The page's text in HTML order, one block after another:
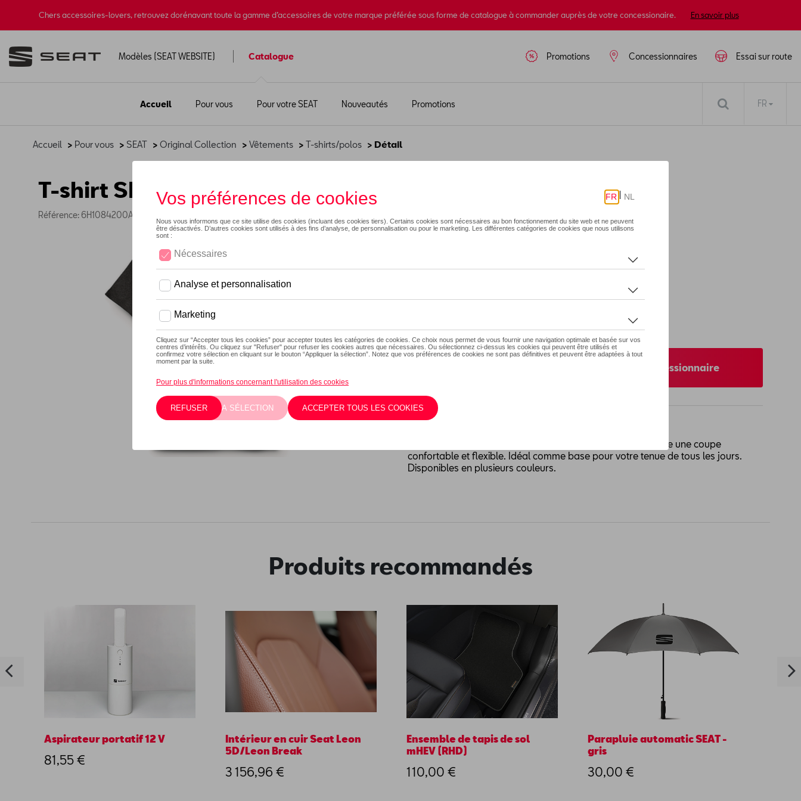
Chers accessoires-lovers, retrouvez dorénavant toute la gamme d’accessoires de votre marque préférée sous forme de catalogue à commander auprès de votre concessionaire. En savoir plus
Modèles (SEAT WEBSITE) Catalogue
Accueil Pour vous Pour votre SEAT Nouveautés Promotions
Essai sur route
Concessionnaires
Promotions
FR
Accueil > Pour vous > SEAT > Original Collection > Vêtements > T-shirts/polos > Détail
T-shirt SEAT - gris
Référence: 6H1084200AEKAF
Taille
Vérifiez la disponibilité auprès de votre concessionnaire
Les t-shirts SEAT sont fabriqués en coton LYCRA®, qui assure une coupe
confortable et flexible. Idéal comme base pour votre tenue de tous les jours.
Disponibles en plusieurs couleurs.
Produits recommandés
Aspirateur portatif 12 V
81,55 €
Intérieur en cuir Seat Leon
5D/Leon Break
3 156,96 €
Ensemble de tapis de sol
mHEV (RHD)
110,00 €
Parapluie automatic SEAT -
gris
30,00 €